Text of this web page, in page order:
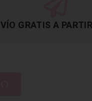
GRATIS A